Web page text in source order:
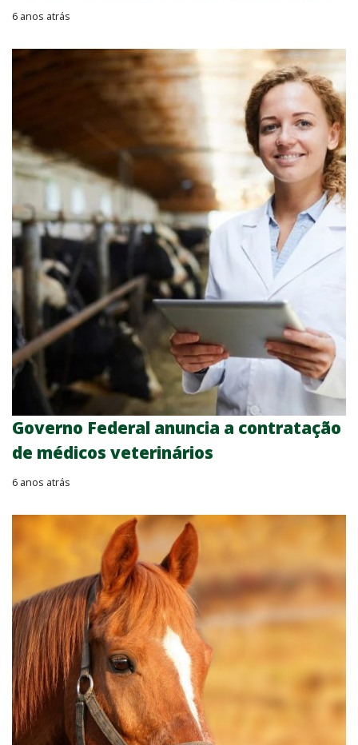
6 anos atrás
Governo Federal anuncia a contratação
de médicos veterinários
6 anos atrás